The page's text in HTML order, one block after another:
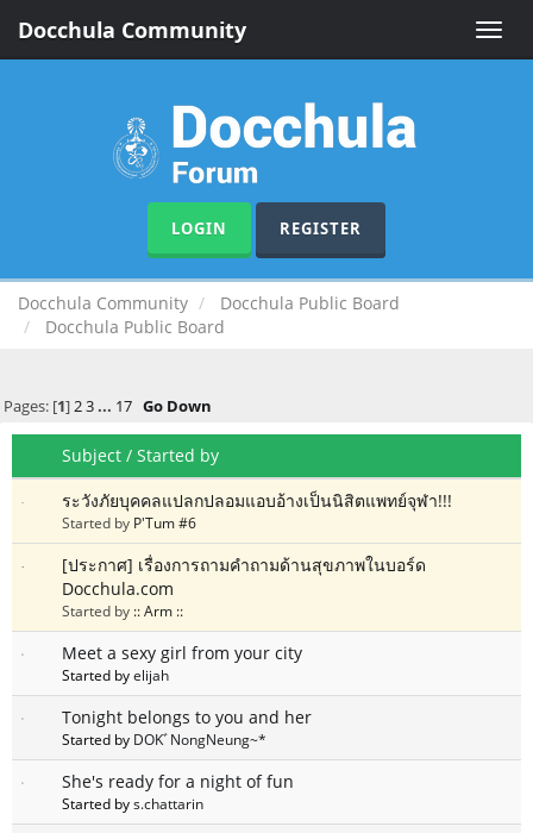
Toggle
Docchula Community
LOGIN REGISTER
Docchula Community
Docchula Public Board
Docchula Public Board
Pages: [1]2 3 ... 17 Go Down
Subject / Started by
ระวังภัยบุคคลแปลกปลอมแอบอ้างเป็นนิสิตแพทย์จุฬา!!!
Started by P'Tum #6
[ประกาศ] เรื่องการถามคำถามด้านสุขภาพในบอร์ด
Docchula.com
Started by :: Arm ::
Meet a sexy girl from your city
Started byelijah
Tonight belongs to you and her
Started by DOKﾞNongNeung~*
She's ready for a night of fun
Started bys.chattarin